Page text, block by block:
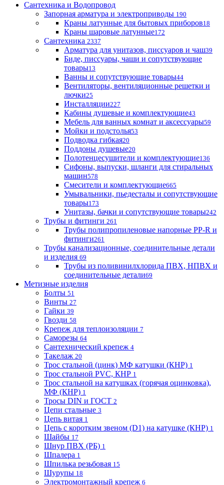
Сантехника и Водопровод
Запорная арматура и электроприводы 190
Краны латунные для бытовых приборов18
Краны шаровые латунные172
Сантехника 2337
Арматура для унитазов, писсуаров и чаш39
Биде, писсуары, чаши и сопутствующие
товары13
Ванны и сопутствующие товары44
Вентиляторы, вентиляционные решетки и
лючки25
Инсталляции227
Кабины душевые и комплектующие43
Мебель для ванных комнат и аксессуары59
Мойки и подстолья53
Подводка гибкая20
Поддоны душевые20
Полотенцесушители и комплектующие136
Сифоны, выпуски, шланги для стиральных
машин578
Смесители и комплектующие665
Умывальники, пьедесталы и сопутствующие
товары173
Унитазы, бачки и сопутствующие товары242
Трубы и фитинги 261
Трубы полипропиленовые напорные PP-R и
фитинги261
Трубы канализационные, соединительные детали
и изделия 69
Трубы из поливинилхлорида ПВХ, НПВХ и
соединительные детали69
Метизные изделия
Болты 51
Винты 27
Гайки 39
Гвозди 58
Крепеж для теплоизоляции 7
Саморезы 64
Сантехнический крепеж 4
Такелаж 20
Трос стальной (цинк) МФ катушки (КНР) 1
Трос стальной PVC, КНР 1
Трос стальной на катушках (горячая оцинковка),
МФ (КНР) 1
Тросы DIN и ГОСТ 2
Цепи стальные 3
Цепь витая 1
Цепь с коротким звеном (D1) на катушке (КНР) 1
Шайбы 17
Шнур ПВХ (РБ) 1
Шпалера 1
Шпилька резьбовая 15
Шурупы 18
Электромонтажный крепеж 6